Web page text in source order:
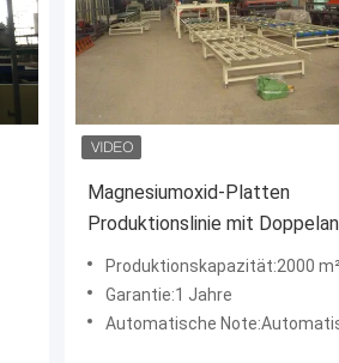
Magnesiumoxid-Platten
Produktionslinie mit
Doppelwalzen-Extrusion
Produktionskapazität:2000
Garantie:1 Jahre
Automatische